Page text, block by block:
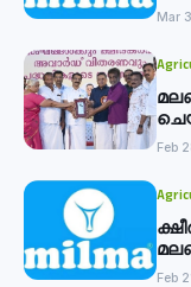
Mar
Feb
Feb